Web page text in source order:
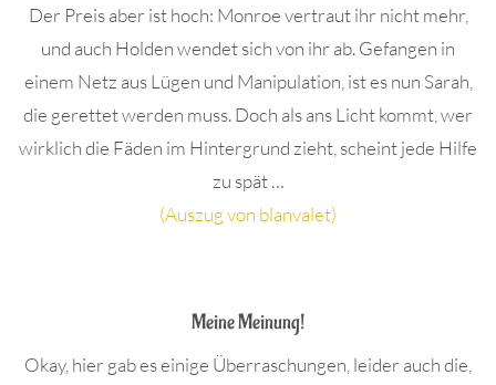
Der Preis aber ist hoch: Monroe vertraut ihr nicht mehr,
und auch Holden wendet sich von ihr ab. Gefangen in
einem Netz aus Lügen und Manipulation, ist es nun Sarah,
die gerettet werden muss. Doch als ans Licht kommt, wer
wirklich die Fäden im Hintergrund zieht, scheint jede Hilfe
zu spät …
(Auszug von blanvalet)
Meine Meinung!
Okay, hier gab es einige Überraschungen, leider auch die,